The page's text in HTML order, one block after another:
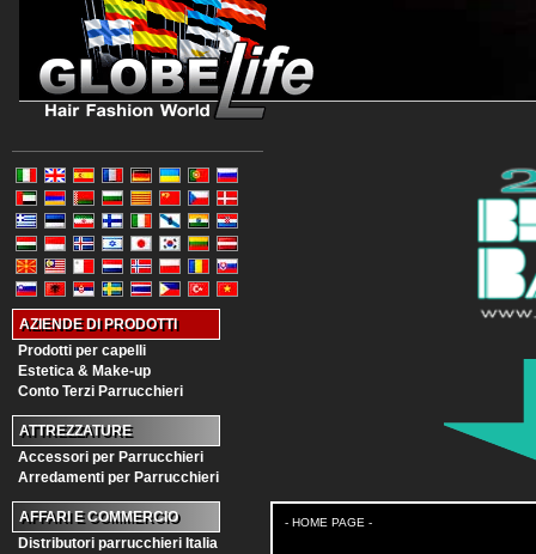
AZIENDE DI PRODOTTI
Prodotti per capelli
Estetica & Make-up
Conto Terzi Parrucchieri
ATTREZZATURE
Accessori per Parrucchieri
Arredamenti per Parrucchieri
AFFARI E COMMERCIO
Distributori parrucchieri Italia
- HOME PAGE -